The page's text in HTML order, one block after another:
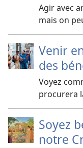
Agir avec
mais on
Venir
des
Voyez
procurera
Soyez
notre